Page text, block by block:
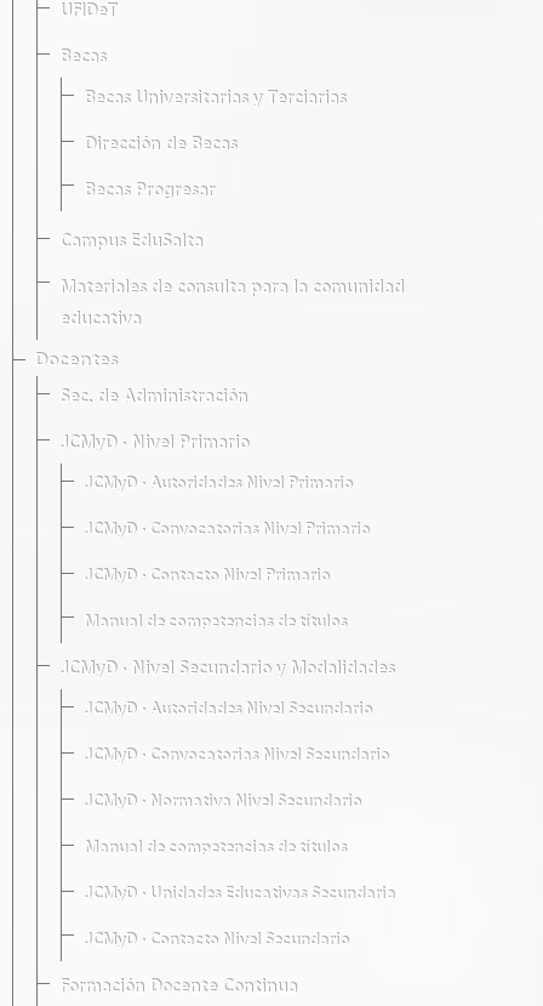
UFIDeT
Becas
Becas Universitarias y Terciarias
Dirección de Becas
Becas Progresar
Campus EduSalta
Materiales de consulta para la comunidad
educativa
Docentes
Sec. de Administración
JCMyD · Nivel Primario
JCMyD · Autoridades Nivel Primario
JCMyD · Convocatorias Nivel Primario
JCMyD · Contacto Nivel Primario
Manual de competencias de títulos
JCMyD · Nivel Secundario y Modalidades
JCMyD · Autoridades Nivel Secundario
JCMyD · Convocatorias Nivel Secundario
JCMyD · Normativa Nivel Secundario
Manual de competencias de títulos
JCMyD · Unidades Educativas Secundaria
JCMyD · Contacto Nivel Secundario
Formación Docente Continua